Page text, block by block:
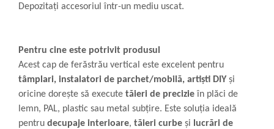
Depozitați accesoriul într-un mediu uscat.
Pentru cine este potrivit produsul
Acest cap de ferăstrău vertical este excelent pentru
tâmplari, instalatori de parchet/mobilă, artiști DIY și
oricine dorește să execute tăieri de precizie în plăci de
lemn, PAL, plastic sau metal subțire. Este soluția ideală
pentru decupaje interioare, tăieri curbe și lucrări de